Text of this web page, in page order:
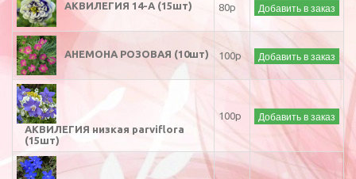
АКВИЛЕГИЯ 14-А (15шт) 80р Добавить в заказ
АНЕМОНА РОЗОВАЯ (10шт) 100р Добавить в заказ
АКВИЛЕГИЯ низкая parviflora
(15шт)
100р Добавить в заказ